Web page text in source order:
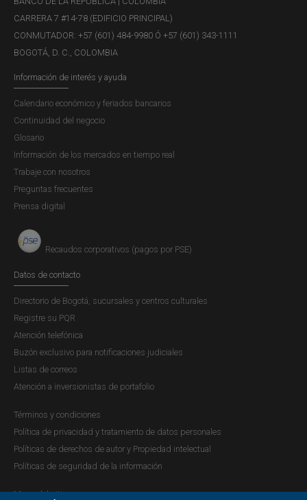
CARRERA 7 #14-78 (EDIFICIO PRINCIPAL)
CONMUTADOR: +57 (601) 484-9980 Ó +57 (601) 343-1111
BOGOTÁ, D. C., COLOMBIA
Información de interés y ayuda
Calendario económico y feriados bancarios
Continuidad del negocio
Glosario
Información de los mercados en tiempo real
Trabaje con nosotros
Preguntas frecuentes
Prensa digital
Recaudos corporativos (pagos por PSE)
Datos de contacto
Directorio de Bogotá, sucursales y centros culturales
Registre su PQR
Atención telefónica
Buzón exclusivo para notificaciones judiciales
Listas de correos
Atención a inversionistas de portafolio
Términos y condiciones
Política de privacidad y tratamiento de datos personales
Políticas de derechos de autor y Propiedad intelectual
Políticas de seguridad de la información
Mapa del sitio